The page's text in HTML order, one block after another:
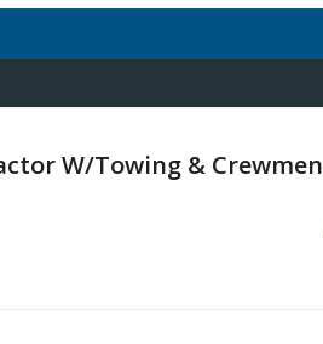
W/Towing & Crewmen